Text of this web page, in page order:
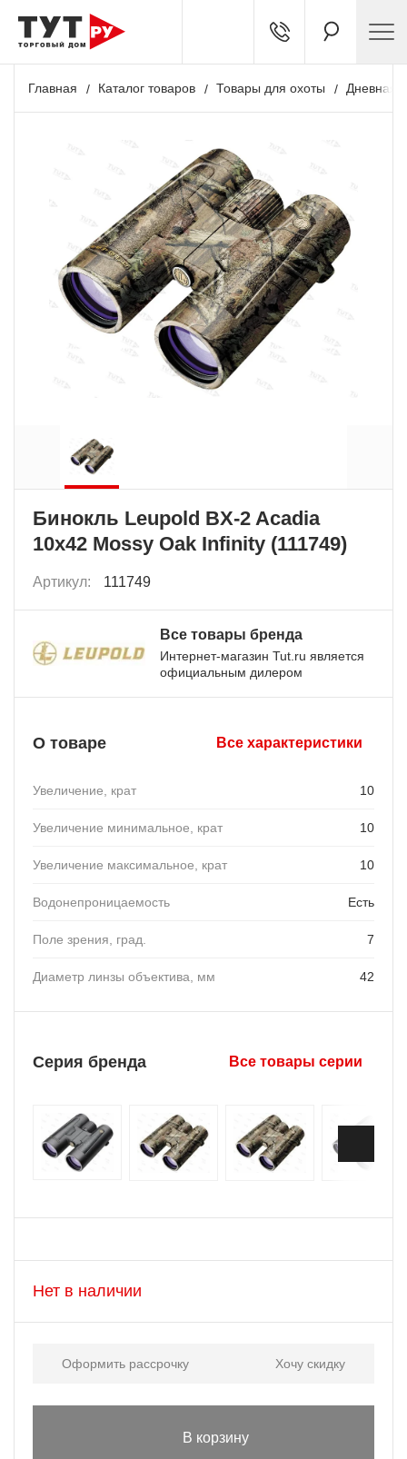
Главная Каталог товаров Товары для охоты Дневная
Бинокль Leupold BX-2 Acadia
10x42 Mossy Oak Infinity (111749)
Артикул: 111749
Все товары бренда
Интернет-магазин Tut.ru является
официальным дилером
О товаре Все характеристики
Увеличение, крат 10
Увеличение минимальное, крат 10
Увеличение максимальное, крат 10
Водонепроницаемость Есть
Поле зрения, град. 7
Диаметр линзы объектива, мм 42
Серия бренда Все товары серии
Нет в наличии
Оформить рассрочку Хочу скидку
В корзину